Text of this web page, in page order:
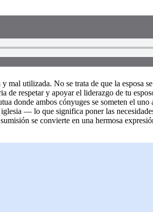
mal utilizada. No se trata de que la esposa
respetar y apoyar el liderazgo de tu
donde ambos cónyuges se someten el uno
— lo que significa poner las
se convierte en una hermosa